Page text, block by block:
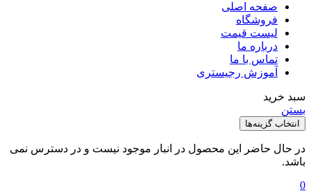
صفحه اصلی
فروشگاه
لیست قیمت
درباره ما
تماس با ما
آموزش رجیستری
خرید
انتخاب گزینه‌ها
حال حاضر این محصول در انبار موجود نیست و در دسترس نمی